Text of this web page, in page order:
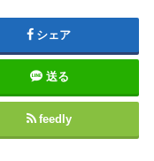
シェア
送る
feedly